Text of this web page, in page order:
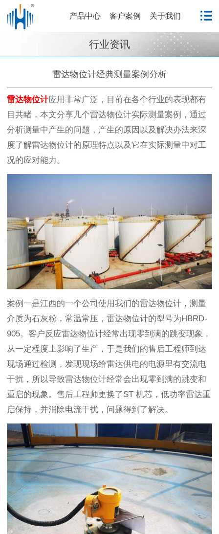
产品中心 客户案例 关于我们
行业资讯
雷达物位计经典测量案例分析
雷达物位计应用非常广泛，目前在各个行业的表现都有
目共睹，本文分享几个雷达物位计实际测量案例，通过
分析测量中产生的问题，产生的原因以及解决办法来深
度了解雷达物位计的原理特点以及它在实际测量中对工
况的应对能力。
案例一是江西的一个公司使用我们的雷达物位计，测量
介质为石灰粉，常温常压，雷达物位计的型号为HBRD-
905。客户反应雷达物位计经常出现零到满的跳变现象，
从一定程度上影响了生产，于是我们的售后工程师到达
现场通过检测，发现现场给雷达供电的电源里有交流电
干扰，所以导致雷达物位计经常会出现零到满的跳变和
重启的现象。售后工程师更换了ST 机芯，低功率雷达重
启保持，并消除电流干扰，问题得到了解决。